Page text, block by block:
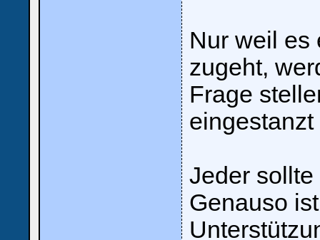
Ich habe mein Passwort
vergessen
Nur weil es
zugeht,
Frage
Jeder
Genauso